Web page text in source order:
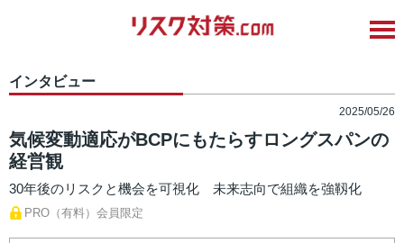
インタビュー
2025/05/26
気候変動適応がBCPにもたらすロングスパンの
経営観
30年後のリスクと機会を可視化 未来志向で組織を強靱化
PRO（有料）会員限定